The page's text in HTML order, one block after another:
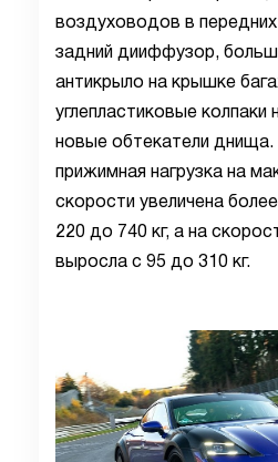
воздуховодов в
задний дииффузор,
антикрыло на крышке
углепластиковые колпаки
новые обтекатели
прижимная нагрузка на
скорости увеличена
220 до 740 кг, а на
выросла с 95 до 310 кг.